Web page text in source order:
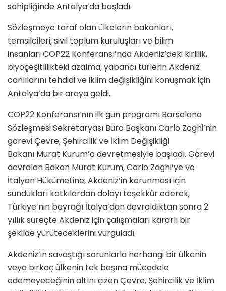
sahipliğinde Antalya’da başladı.
Sözleşmeye taraf olan ülkelerin bakanları,
temsilcileri, sivil toplum kuruluşları ve bilim
insanları COP22 Konferansı’nda Akdeniz’deki kirlilik,
biyoçeşitlilikteki azalma, yabancı türlerin Akdeniz
canlılarını tehdidi ve iklim değişikliğini konuşmak için
Antalya’da bir araya geldi.
COP22 Konferansı’nın ilk gün programı Barselona
Sözleşmesi Sekretaryası Büro Başkanı Carlo Zaghi’nin
görevi Çevre, Şehircilik ve İklim Değişikliği
Bakanı Murat Kurum’a devretmesiyle başladı. Görevi
devralan Bakan Murat Kurum, Carlo Zaghi’ye ve
İtalyan Hükümetine, Akdeniz’in korunması için
sundukları katkılardan dolayı teşekkür ederek,
Türkiye’nin bayrağı İtalya’dan devraldıktan sonra 2
yıllık süreçte Akdeniz için çalışmaları kararlı bir
şekilde yürüteceklerini vurguladı.
Akdeniz’in savaştığı sorunlarla herhangi bir ülkenin
veya birkaç ülkenin tek başına mücadele
edemeyeceğinin altını çizen Çevre, Şehircilik ve İklim